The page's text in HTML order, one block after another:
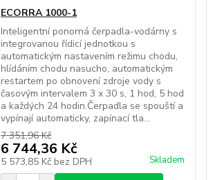
ECORRA 1000-1
Inteligentní ponorná čerpadla-vodárny s
integrovanou řídicí jednotkou s
automatickým nastavením režimu chodu,
hlídáním chodu nasucho, automatickým
restartem po obnovení zdroje vody s
časovým intervalem 3 x 30 s, 1 hod, 5 hod
a každých 24 hodin.Čerpadla se spouští a
vypínají automaticky, zapínací tla...
7 351,96 Kč
6 744,36 Kč
5 573,85 Kč bez DPH Skladem